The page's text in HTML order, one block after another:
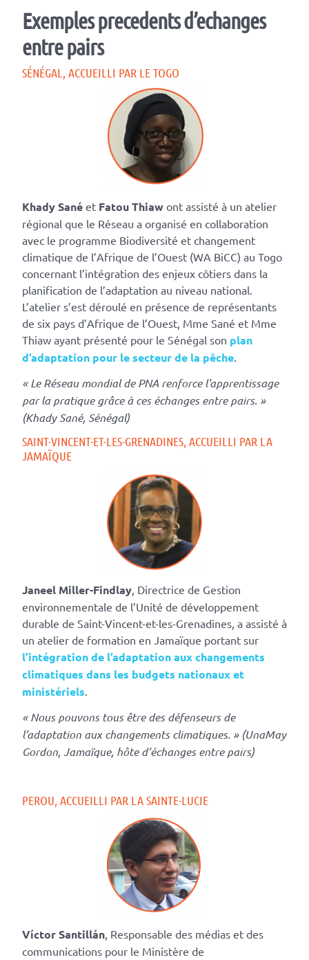
Exemples precedents d’echanges
entre pairs
SÉNÉGAL, ACCUEILLI PAR LE TOGO
Khady Sané et Fatou Thiaw ont assisté à un atelier
régional que le Réseau a organisé en collaboration
avec le programme Biodiversité et changement
climatique de l’Afrique de l’Ouest (WA BiCC) au Togo
concernant l’intégration des enjeux côtiers dans la
planification de l’adaptation au niveau national.
L’atelier s’est déroulé en présence de représentants
de six pays d’Afrique de l’Ouest, Mme Sané et Mme
Thiaw ayant présenté pour le Sénégal son plan
d’adaptation pour le secteur de la pêche.
« Le Réseau mondial de PNA renforce l’apprentissage
par la pratique grâce à ces échanges entre pairs. »
(Khady Sané, Sénégal)
SAINT-VINCENT-ET-LES-GRENADINES, ACCUEILLI PAR LA
JAMAÏQUE
Janeel Miller-Findlay, Directrice de Gestion
environnementale de l’Unité de développement
durable de Saint-Vincent-et-les-Grenadines, a assisté à
un atelier de formation en Jamaïque portant sur
l’intégration de l’adaptation aux changements
climatiques dans les budgets nationaux et
ministériels.
« Nous pouvons tous être des défenseurs de
l’adaptation aux changements climatiques. » (UnaMay
Gordon, Jamaïque, hôte d’échanges entre pairs)
PEROU, ACCUEILLI PAR LA SAINTE-LUCIE
Víctor Santillán, Responsable des médias et des
communications pour le Ministère de